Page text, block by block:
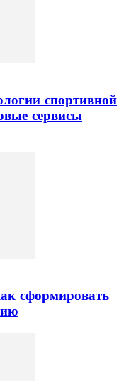
спортивной
сервисы
сформировать